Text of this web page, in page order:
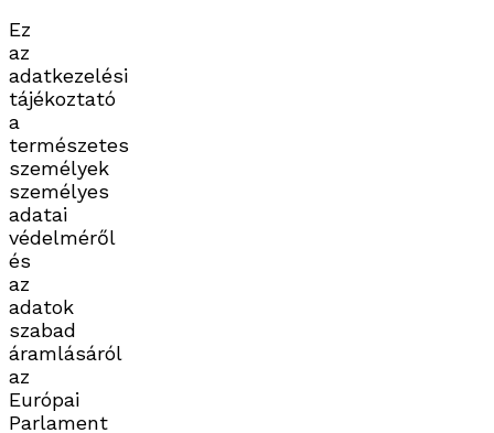
Ez
az
adatkezelési
tájékoztató
a
természetes
személyek
személyes
adatai
védelméről
és
az
adatok
szabad
áramlásáról
az
Európai
Parlament